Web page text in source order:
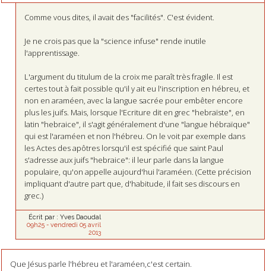
Comme vous dites, il avait des "facilités". C'est évident.
Je ne crois pas que la "science infuse" rende inutile
l'apprentissage.
L'argument du titulum de la croix me paraît très fragile. Il est
certes tout à fait possible qu'il y ait eu l'inscription en hébreu, et
non en araméen, avec la langue sacrée pour embêter encore
plus les juifs. Mais, lorsque l'Ecriture dit en grec "hebraïste", en
latin "hebraice", il s'agit généralement d'une "langue hébraïque"
qui est l'araméen et non l'hébreu. On le voit par exemple dans
les Actes des apôtres lorsqu'il est spécifié que saint Paul
s'adresse aux juifs "hebraice": il leur parle dans la langue
populaire, qu'on appelle aujourd'hui l'araméen. (Cette précision
impliquant d'autre part que, d'habitude, il fait ses discours en
grec.)
Écrit par : Yves Daoudal
09h25- vendredi 05 avril
2013
Que Jésus parle l'hébreu et l'araméen,c'est certain.